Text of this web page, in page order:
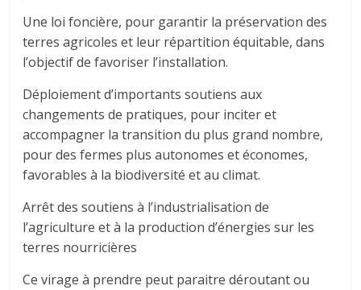
Une loi foncière, pour garantir la préservation des
terres agricoles et leur répartition équitable, dans
l’objectif de favoriser l’installation.
Déploiement d’importants soutiens aux
changements de pratiques, pour inciter et
accompagner la transition du plus grand nombre,
pour des fermes plus autonomes et économes,
favorables à la biodiversité et au climat.
Arrêt des soutiens à l’industrialisation de
l’agriculture et à la production d’énergies sur les
terres nourricières
Ce virage à prendre peut paraitre déroutant ou